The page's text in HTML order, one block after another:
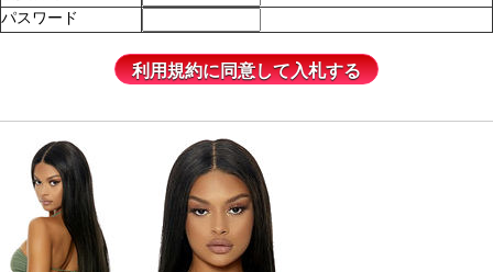
パスワード